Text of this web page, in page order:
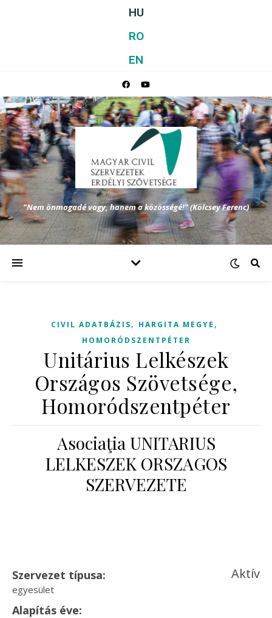
HU
RO
EN
"Nem önmagadé vagy, hanem a közösségé!" (Kölcsey Ferenc)
CIVIL ADATBÁZIS, HARGITA MEGYE ,
HOMORÓDSZENTPÉTER
Unitárius Lelkészek
Országos Szövetsége,
Homoródszentpéter
Asociaţia UNITARIUS
LELKESZEK ORSZAGOS
SZERVEZETE
Szervezet típusa:
egyesület
Aktív
Alapítás éve: